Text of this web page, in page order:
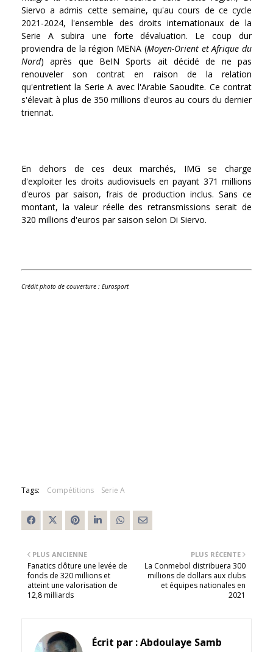
Siervo a admis cette semaine, qu'au cours de ce cycle
2021-2024, l'ensemble des droits internationaux de la
Serie A subira une forte dévaluation. Le coup dur
proviendra de la région MENA (Moyen-Orient et Afrique du
Nord) après que BeIN Sports ait décidé de ne pas
renouveler son contrat en raison de la relation
qu'entretient la Serie A avec l'Arabie Saoudite. Ce contrat
s'élevait à plus de 350 millions d'euros au cours du dernier
triennat.
En dehors de ces deux marchés, IMG se charge
d'exploiter les droits audiovisuels en payant 371 millions
d'euros par saison, frais de production inclus. Sans ce
montant, la valeur réelle des retransmissions serait de
320 millions d'euros par saison selon Di Siervo.
Crédit photo de couverture : Eurosport
Tags: Compétitions Serie A
PLUS RÉCENTE
La Conmebol distribuera 300
millions de dollars aux clubs
et équipes nationales en
2021
PLUS ANCIENNE
Fanatics clôture une levée de
fonds de 320 millions et
atteint une valorisation de
12,8 milliards
Écrit par :Abdoulaye Samb